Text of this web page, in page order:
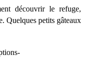
découvrir le refuge,
Quelques petits gâteaux